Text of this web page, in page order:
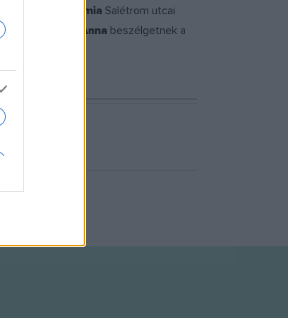
Werk Akadémia Salétrom utcai
Juci Réz Anna beszélgetnek a